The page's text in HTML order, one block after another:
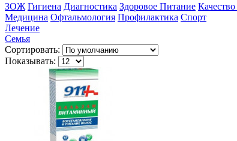
ЗОЖ Гигиена Диагностика Здоровое Питание
Медицина Офтальмология Профилактика Спорт
Лечение
Семья
Сортировать:
Показывать: